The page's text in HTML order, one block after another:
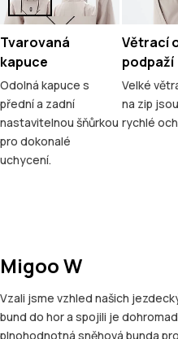
Tvarovaná
kapuce
Odolná kapuce s
přední a zadní
nastavitelnou šňůrkou
pro dokonalé
uchycení.
Větrací
podpaží
Velké
na zip
rychlé
Migoo W
Vzali jsme vzhled našich
bund do hor a spojili je
plnohodnotná sněhová bunda